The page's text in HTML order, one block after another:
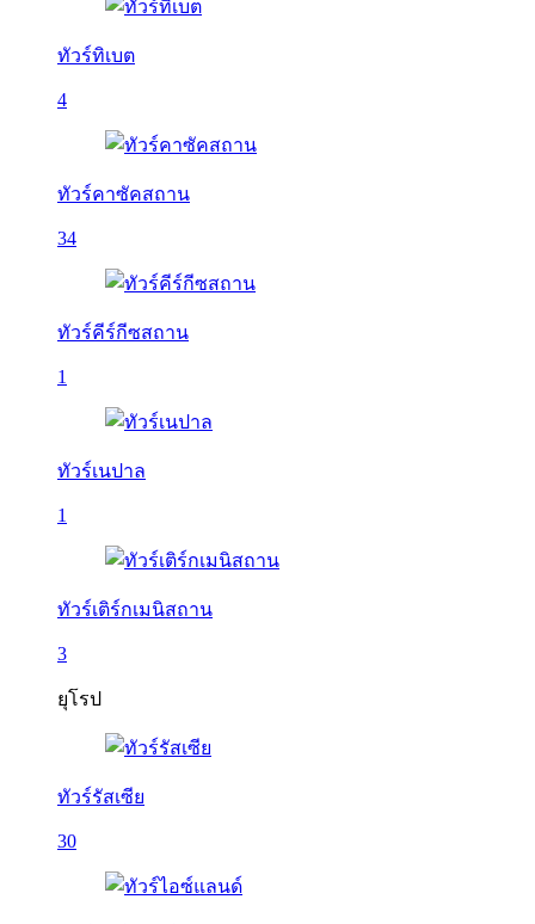
ทัวร์ทิเบต
4
ทัวร์คาซัคสถาน
34
ทัวร์คีร์กีซสถาน
1
ทัวร์เนปาล
1
ทัวร์เติร์กเมนิสถาน
3
ยุโรป
ทัวร์รัสเซีย
30